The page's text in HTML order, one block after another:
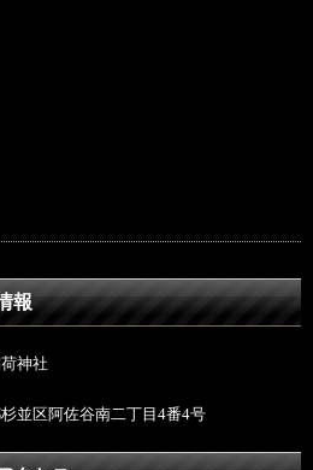
報
神社
並区阿佐谷南二丁目4番4号